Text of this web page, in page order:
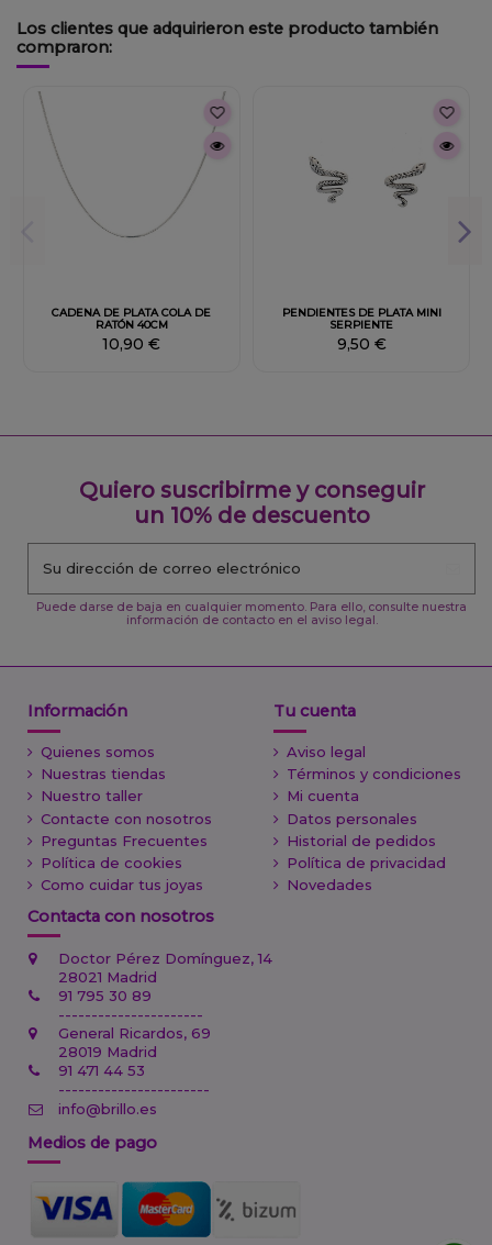
Los clientes que adquirieron este producto también
compraron:
CADENA DE PLATA COLA DE
RATÓN 40CM
10,90 €
PENDIENTES DE PLATA MINI
SERPIENTE
9,50 €
Quiero suscribirme y conseguir
un 10% de descuento
Puede darse de baja en cualquier momento. Para ello, consulte nuestra
información de contacto en el aviso legal.
Información
Quienes somos
Nuestras tiendas
Nuestro taller
Contacte con nosotros
Preguntas Frecuentes
Política de cookies
Como cuidar tus joyas
Tu cuenta
Aviso legal
Términos y condiciones
Mi cuenta
Datos personales
Historial de pedidos
Política de privacidad
Novedades
Contacta con nosotros
Doctor Pérez Domínguez, 14
28021 Madrid
91 795 30 89
----------------------
General Ricardos, 69
28019 Madrid
91 471 44 53
-----------------------
info@brillo.es
Medios de pago